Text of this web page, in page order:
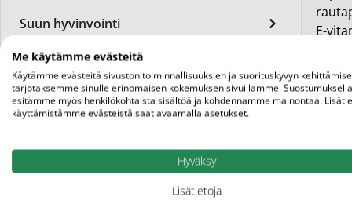
Suun hyvinvointi
Syyhy
Tupakoinnin lopettaminen
Uni ja nukkuminen
Vatsan hyvinvointi
E-
Me käytämme evästeitä
Käytämme evästeitä sivuston toiminnallisuuksien ja suorituskyvyn
tarjotaksemme sinulle erinomaisen kokemuksen sivuillamme.
esitämme myös henkilökohtaista sisältöä ja kohdennamme mainontaa.
käyttämistämme evästeistä saat avaamalla asetukset.
Hyväksy
Lisätietoja